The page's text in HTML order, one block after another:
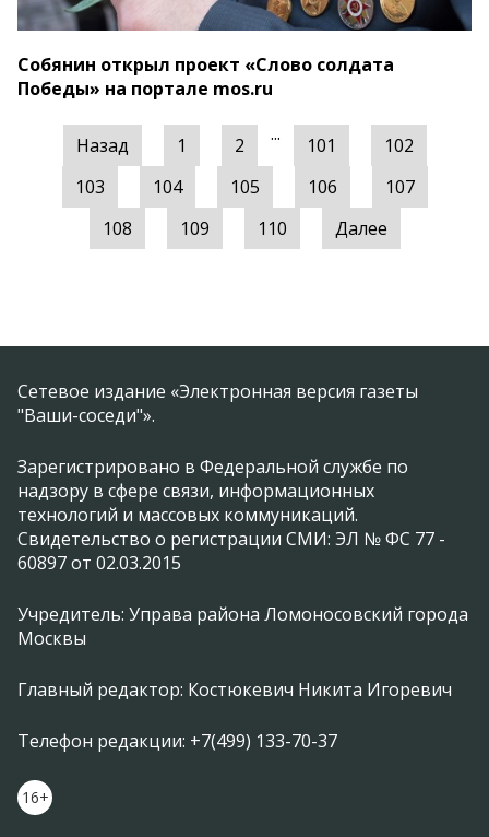
Собянин открыл проект «Слово солдата
Победы» на портале mos.ru
Назад 1 2 ... 101
102
103
104 105 106
107
108
109 110 Далее
Сетевое издание «Электронная версия газеты
"Ваши-соседи"».
Зарегистрировано в Федеральной службе по
надзору в сфере связи, информационных
технологий и массовых коммуникаций.
Свидетельство о регистрации СМИ: ЭЛ № ФС 77 -
60897 от 02.03.2015
Учредитель: Управа района Ломоносовский города
Москвы
Главный редактор: Костюкевич Никита Игоревич
Телефон редакции: +7(499) 133-70-37
16+